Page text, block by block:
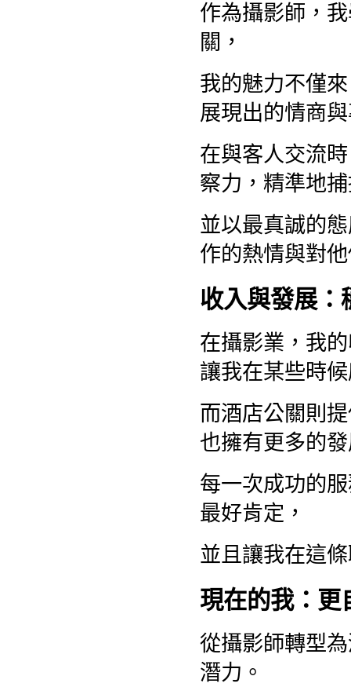
作為攝影師，
關，
我的魅力不僅
展現出的情商
在與客人交流
察力，精準地
並以最真誠的
作的熱情與對
收入與發展：
在攝影業，我
讓我在某些時
而酒店公關則
也擁有更多的
每一次成功的
最好肯定，
並且讓我在這
現在的我：更
從攝影師轉型
潛力。